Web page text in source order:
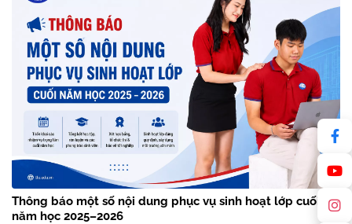
Thông báo một số nội dung phục vụ sinh hoạt lớp cuối
năm học 2025–2026